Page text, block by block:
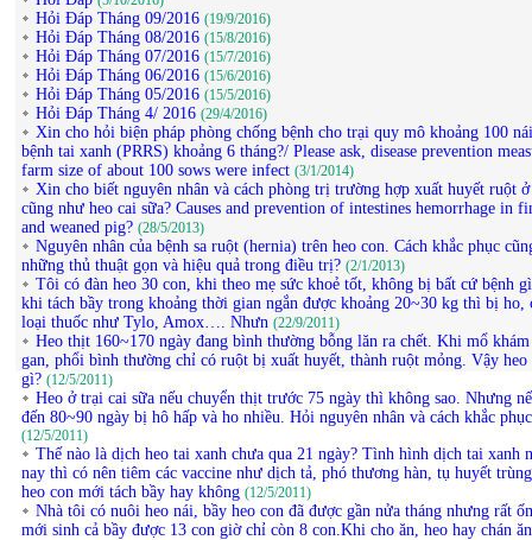
Hỏi Đáp Tháng 09/2016 (19/9/2016)
Hỏi Đáp Tháng 08/2016 (15/8/2016)
Hỏi Đáp Tháng 07/2016 (15/7/2016)
Hỏi Đáp Tháng 06/2016 (15/6/2016)
Hỏi Đáp Tháng 05/2016 (15/5/2016)
Hỏi Đáp Tháng 4/ 2016 (29/4/2016)
Xin cho hỏi biện pháp phòng chống bệnh cho trại quy mô khoảng 100
bệnh tai xanh (PRRS) khoảng 6 tháng?/ Please ask, disease prevention
farm size of about 100 sows were infect (3/1/2014)
Xin cho biết nguyên nhân và cách phòng trị trường hợp xuất huyết ruột
cũng như heo cai sữa? Causes and prevention of intestines hemorrhage in
and weaned pig? (28/5/2013)
Nguyên nhân của bệnh sa ruột (hernia) trên heo con. Cách khắc phục
những thủ thuật gọn và hiệu quả trong điều trị? (2/1/2013)
Tôi có đàn heo 30 con, khi theo mẹ sức khoẻ tốt, không bị bất cứ bệnh
khi tách bầy trong khoảng thời gian ngắn được khoảng 20~30 kg thì bị ho,
loại thuốc như Tylo, Amox…. Nhưn (22/9/2011)
Heo thịt 160~170 ngày đang bình thường bỗng lăn ra chết. Khi mổ
gan, phổi bình thường chỉ có ruột bị xuất huyết, thành ruột mỏng. Vậy heo
gì? (12/5/2011)
Heo ở trại cai sữa nếu chuyển thịt trước 75 ngày thì không sao. Nhưng
đến 80~90 ngày bị hô hấp và ho nhiều. Hỏi nguyên nhân và cách khắc
(12/5/2011)
Thế nào là dịch heo tai xanh chưa qua 21 ngày? Tình hình dịch tai xanh
nay thì có nên tiêm các vaccine như dịch tả, phó thương hàn, tụ huyết
heo con mới tách bầy hay không (12/5/2011)
Nhà tôi có nuôi heo nái, bầy heo con đã được gần nửa tháng nhưng rất
mới sinh cả bầy được 13 con giờ chỉ còn 8 con.Khi cho ăn, heo hay chán